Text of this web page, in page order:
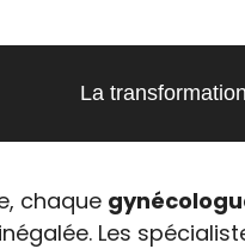
La
chaque
Les